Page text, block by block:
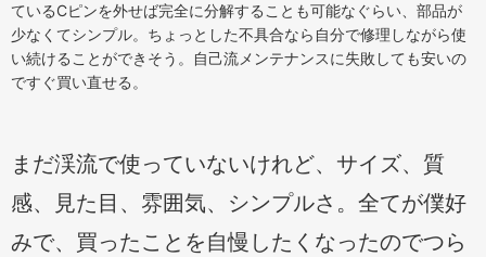
ているCピンを外せば完全に分解することも可能なぐらい、部品が
少なくてシンプル。ちょっとした不具合なら自分で修理しながら使
い続けることができそう。自己流メンテナンスに失敗しても安いの
ですぐ買い直せる。
まだ渓流で使っていないけれど、サイズ、質
感、見た目、雰囲気、シンプルさ。全てが僕好
みで、買ったことを自慢したくなったのでつら